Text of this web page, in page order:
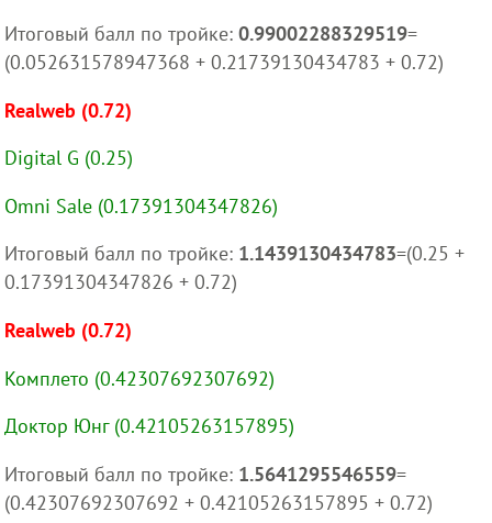
Итоговый балл по тройке: 0.99002288329519=
(0.052631578947368 + 0.21739130434783 + 0.72)
Realweb (0.72)
Digital G (0.25)
Omni Sale (0.17391304347826)
Итоговый балл по тройке: 1.1439130434783=(0.25 +
0.17391304347826 + 0.72)
Realweb (0.72)
Комплето (0.42307692307692)
Доктор Юнг (0.42105263157895)
Итоговый балл по тройке: 1.5641295546559=
(0.42307692307692 + 0.42105263157895 + 0.72)